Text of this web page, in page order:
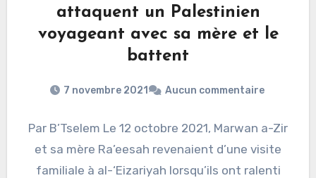
attaquent un Palestinien
voyageant avec sa mère et le
battent
7 novembre 2021 Aucun commentaire
Par B’Tselem Le 12 octobre 2021, Marwan a-Zir
et sa mère Ra’eesah revenaient d’une visite
familiale à al-‘Eizariyah lorsqu’ils ont ralenti